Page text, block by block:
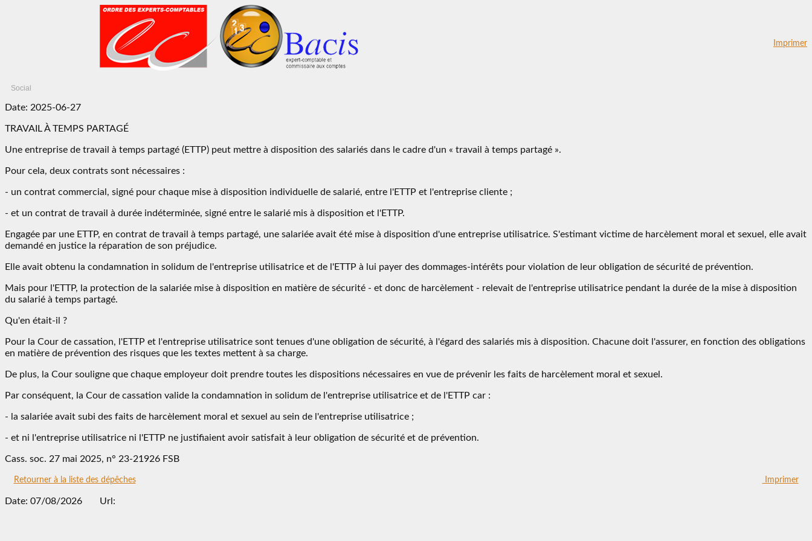
Imprimer
Social
Date: 2025-06-27
TRAVAIL À TEMPS PARTAGÉ
Une entreprise de travail à temps partagé (ETTP) peut mettre à disposition des salariés dans le cadre d'un « travail à temps partagé ».
Pour cela, deux contrats sont nécessaires :
- un contrat commercial, signé pour chaque mise à disposition individuelle de salarié, entre l'ETTP et l'entreprise cliente ;
- et un contrat de travail à durée indéterminée, signé entre le salarié mis à disposition et l'ETTP.
Engagée par une ETTP, en contrat de travail à temps partagé, une salariée avait été mise à disposition d'une entreprise utilisatrice. S'estimant victime de harcèlement moral et sexuel, elle avait
demandé en justice la réparation de son préjudice.
Elle avait obtenu la condamnation in solidum de l'entreprise utilisatrice et de l'ETTP à lui payer des dommages-intérêts pour violation de leur obligation de sécurité de prévention.
Mais pour l'ETTP, la protection de la salariée mise à disposition en matière de sécurité - et donc de harcèlement - relevait de l'entreprise utilisatrice pendant la durée de la mise à disposition
du salarié à temps partagé.
Qu'en était-il ?
Pour la Cour de cassation, l'ETTP et l'entreprise utilisatrice sont tenues d'une obligation de sécurité, à l'égard des salariés mis à disposition. Chacune doit l'assurer, en fonction des obligations
en matière de prévention des risques que les textes mettent à sa charge.
De plus, la Cour souligne que chaque employeur doit prendre toutes les dispositions nécessaires en vue de prévenir les faits de harcèlement moral et sexuel.
Par conséquent, la Cour de cassation valide la condamnation in solidum de l'entreprise utilisatrice et de l'ETTP car :
- la salariée avait subi des faits de harcèlement moral et sexuel au sein de l'entreprise utilisatrice ;
- et ni l'entreprise utilisatrice ni l'ETTP ne justifiaient avoir satisfait à leur obligation de sécurité et de prévention.
Cass. soc. 27 mai 2025, n° 23-21926 FSB
Retourner à la liste des dépêches Imprimer
Date: 07/08/2026 Url: